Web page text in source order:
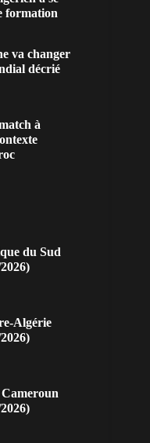
formation
va changer
décrié
à
du Sud
Algérie